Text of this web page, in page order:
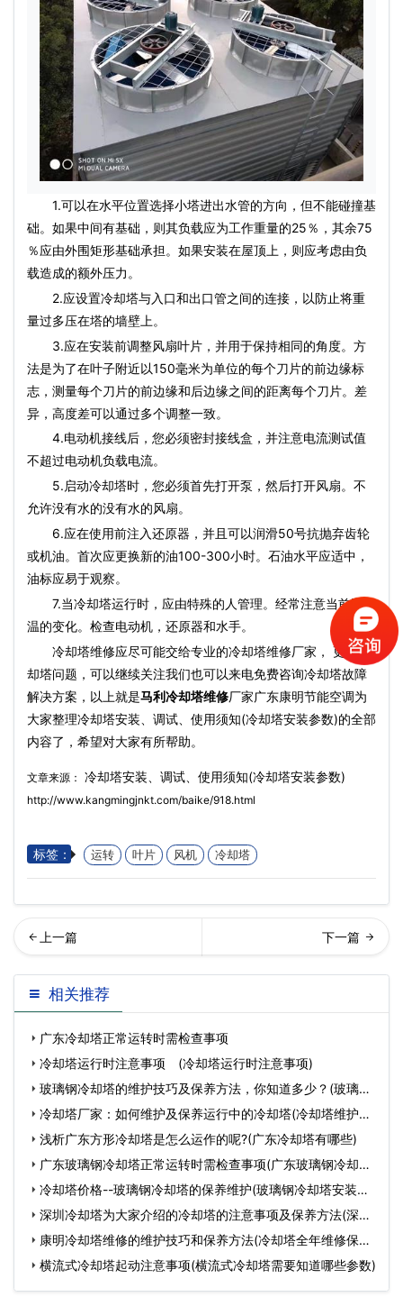
1.可以在水平位置选择小塔进出水管的方向，但不能碰撞基
础。如果中间有基础，则其负载应为工作重量的25％，其余75​​
％应由外围矩形基础承担。如果安装在屋顶上，则应考虑由负
载造成的额外压力。
2.应设置冷却塔与入口和出口管之间的连接，以防止将重
量过多压在塔的墙壁上。
3.应在安装前调整风扇叶片，并用于保持相同的角度。方
法是为了在叶子附近以150毫米为单位的每个刀片的前边缘标
志，测量每个刀片的前边缘和后边缘之间的距离每个刀片。差
异，高度差可以通过多个调整一致。
4.电动机接线后，您必须密封接线盒，并注意电流测试值
不超过电动机负载电流。
5.启动冷却塔时，您必须首先打开泵，然后打开风扇。不
允许没有水的没有水的风扇。
6.应在使用前注入还原器，并且可以润滑50号抗抛弃齿轮
或机油。首次应更换新的油100-300小时。石油水平应适中，
油标应易于观察。
7.当冷却塔运行时，应由特殊的人管理。经常注意当前和水
温的变化。检查电动机，还原器和水手。
冷却塔维修应尽可能交给专业的冷却塔维修厂家， 更多冷
却塔问题，可以继续关注我们也可以来电免费咨询冷却塔故障
解决方案，以上就是马利冷却塔维修厂家广东康明节能空调为
大家整理冷却塔安装、调试、使用须知(冷却塔安装参数)的全部
内容了，希望对大家有所帮助。
文章来源： 冷却塔安装、调试、使用须知(冷却塔安装参数)
http://www.kangmingjnkt.com/baike/918.html
标签： 运转 叶片 风机 冷却塔
什么原因导致了冷却塔内的
冷却水变少?(冷却塔…
谈中空冷却塔的安装要求(如
何增加冷却塔的冷却
相关推荐
广东冷却塔正常运转时需检查事项
冷却塔运行时注意事项 (冷却塔运行时注意事项)
玻璃钢冷却塔的维护技巧及保养方法，你知道多少？(玻璃钢
冷却塔
冷却塔厂家：如何维护及保养运行中的冷却塔(冷却塔维护厂
家)浅析广东方形冷却塔是怎么运作的呢?(广东冷却塔有哪些)
广东玻璃钢冷却塔正常运转时需检查事项(广东玻璃钢冷却塔
供 冷却塔价格--玻璃钢冷却塔的保养维护(玻璃钢冷却塔安装价
格 深圳冷却塔为大家介绍的冷却塔的注意事项及保养方法(深圳
冷 康明冷却塔维修的维护技巧和保养方法(冷却塔全年维修保养
内 横流式冷却塔起动注意事项(横流式冷却塔需要知道哪些参数)